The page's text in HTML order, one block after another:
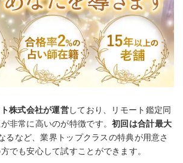
株式会社が運営しており、リモート鑑定同
非常に高いのが特徴です。初回は合計最大
るなど、業界トップクラスの特典が用意さ
でも安心して試すことができます。